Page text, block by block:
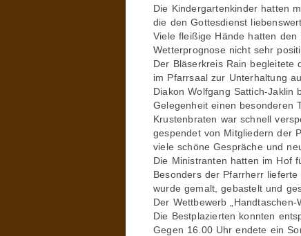
Die Kindergartenkinder hatten
die den Gottesdienst
Viele fleißige Hände hatten
Wetterprognose nicht sehr
Der Bläserkreis Rain begleitete
im Pfarrsaal zur Unterhaltung
Diakon Wolfgang Sattich-
Gelegenheit einen besonderen
Krustenbraten war schnell
gespendet von Mitgliedern der
viele schöne Gespräche und
Die Ministranten hatten im Hof
Besonders der Pfarrherr
wurde gemalt, gebastelt und
Der Wettbewerb „Handtaschen-
Die Bestplazierten konnten
Gegen 16.00 Uhr endete ein